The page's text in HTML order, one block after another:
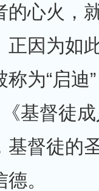
的心火，
正因为如
为“启迪
《基督徒
基督徒的
。